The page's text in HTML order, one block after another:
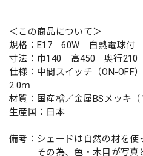
＜この商品について＞
規格：E17 60W 白熱電球付
寸法：巾140 高450 奥行210
仕様：中間スイッチ（ON-
2.0ｍ
材質：国産檜／金属BSメッキ
生産国：日本
備考：シェードは自然の材を使
その為、色・木目が写真と